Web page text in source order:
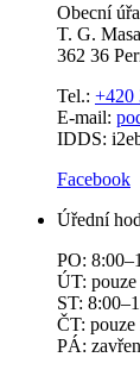
Obecní
T. G.
362 36
Tel.: +420
E-mail:
IDDS:
Facebook
Úřední
PO:
ÚT:
ST:
ČT: pouze
PÁ: